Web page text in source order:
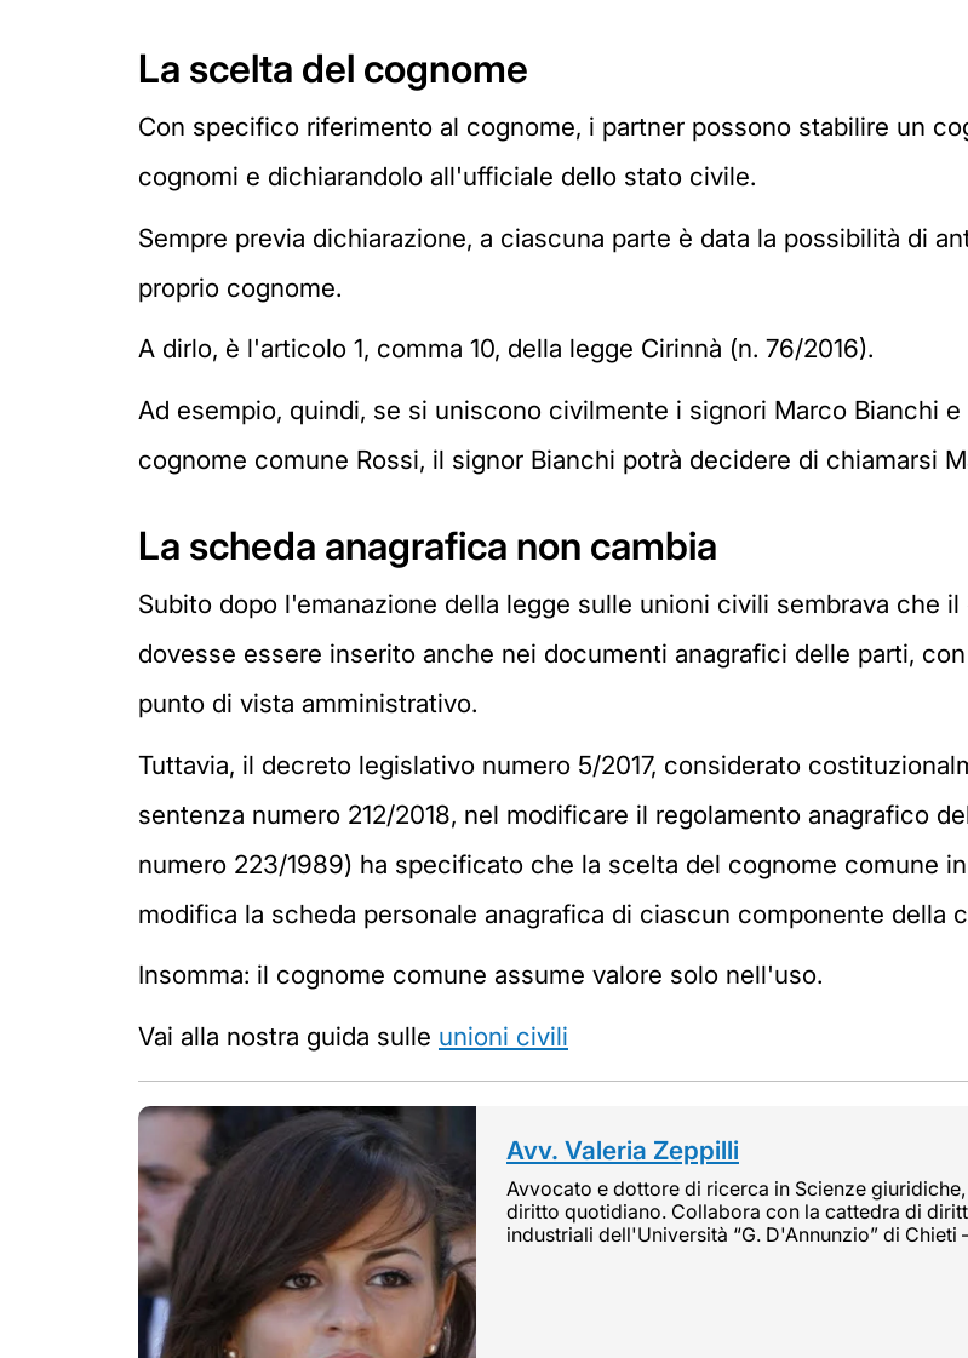
La scelta del cognome
Con specifico riferimento al cognome, i partner possono stabilire un
cognomi e dichiarandolo all'ufficiale dello stato civile.
Sempre previa dichiarazione, a ciascuna parte è data la possibilità di
proprio cognome.
A dirlo, è l'articolo 1, comma 10, della legge Cirinnà (n. 76/2016).
Ad esempio, quindi, se si uniscono civilmente i signori Marco Bianchi
cognome comune Rossi, il signor Bianchi potrà decidere di chiamarsi
La scheda anagrafica non cambia
Subito dopo l'emanazione della legge sulle unioni civili sembrava che
dovesse essere inserito anche nei documenti anagrafici delle parti,
punto di vista amministrativo.
Tuttavia, il decreto legislativo numero 5/2017, considerato
sentenza numero 212/2018, nel modificare il regolamento anagrafico
numero 223/1989) ha specificato che la scelta del cognome comune
modifica la scheda personale anagrafica di ciascun componente della
Insomma: il cognome comune assume valore solo nell'uso.
Vai alla nostra guida sulle unioni civili
Avv. Valeria Zeppilli
Avvocato e dottore di ricerca in Scienze
diritto quotidiano. Collabora con la cattedra di
industriali dell'Università “G. D'Annunzio” di Chieti